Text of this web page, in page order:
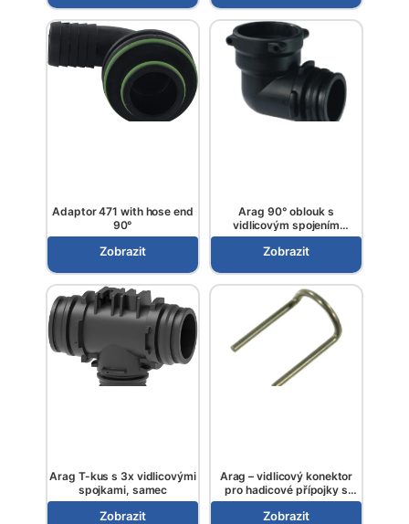
Adaptor 471 with hose end
90°
Zobrazit
Arag 90° oblouk s
vidlicovým spojením
konektor/hrdlo
Zobrazit
Arag T-kus s 3x vidlicovými
spojkami, samec
Zobrazit
Arag – vidlicový konektor
pro hadicové přípojky s
vidlicovým spojením
Zobrazit